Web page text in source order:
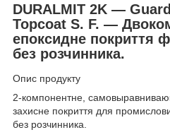
DURALMIT 2K ―
Topcoat S. F. ―
епоксидне покриття
без розчинника.
Опис продукту
2-компонентне,
захисне покриття для
без розчинника.